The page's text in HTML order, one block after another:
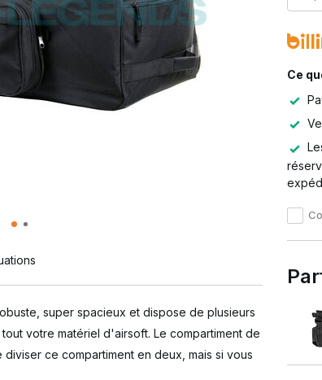
super spacieux et dispose de plusieurs
votre matériel d'airsoft. Le compartiment de
ce compartiment en deux, mais si vous
Ce